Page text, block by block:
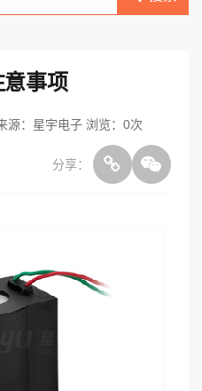
意事项
：星宇电子 浏览： 0次
分享：